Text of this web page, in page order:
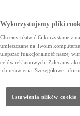
Wykorzystujemy pliki
Chcemy ułatwić Ci korzystanie z
umieszczane na Twoim
ulepszać funkcjonalność naszej
celów reklamowych. Zalecamy
ich ustawienia. Szczegółowe
Ustawienia plików cookie